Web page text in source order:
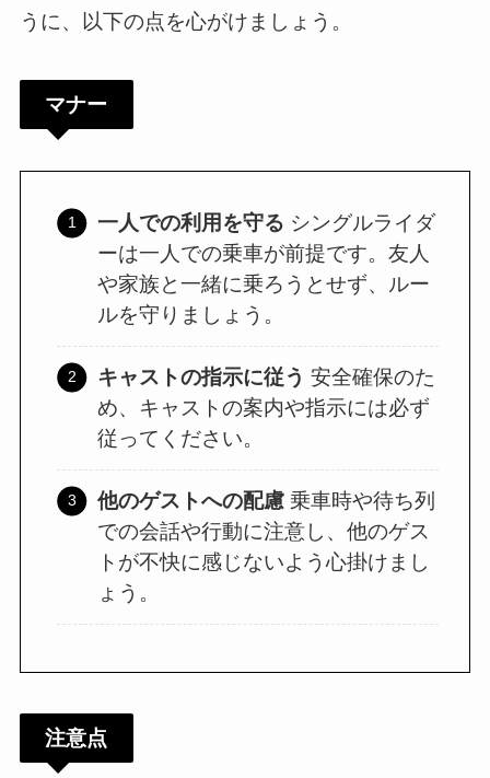
うに、以下の点を心がけましょう。
マナー
一人での利用を守る シングルライダ
ーは一人での乗車が前提です。友人
や家族と一緒に乗ろうとせず、ルー
ルを守りましょう。
キャストの指示に従う 安全確保のた
め、キャストの案内や指示には必ず
従ってください。
他のゲストへの配慮 乗車時や待ち列
での会話や行動に注意し、他のゲス
トが不快に感じないよう心掛けまし
ょう。
注意点